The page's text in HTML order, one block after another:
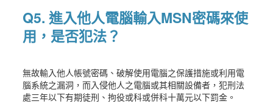
Q5. 進入他人電腦輸入MSN密碼來使
用，是否犯法？
無故輸入他人帳號密碼、破解使用電腦之保護措施或利用電
腦系統之漏洞，而入侵他人之電腦或其相關設備者，犯刑法
處三年以下有期徒刑、拘役或科或併科十萬元以下罰金。